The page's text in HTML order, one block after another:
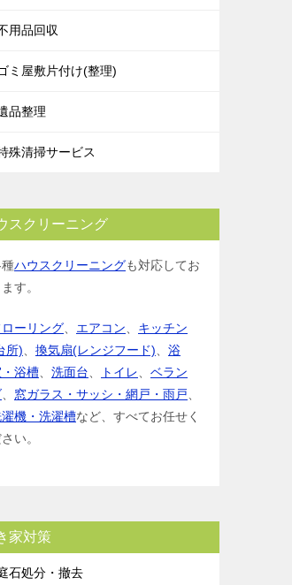
用品回収
ミ屋敷片付け(整理)
品整理
殊清掃サービス
スクリーニング
ハウスクリーニングも対応してお
す。
ローリング エアコン
キッチン
所)
換気扇(レンジフード)
浴
浴槽
洗面台 トイレ
ベラン
窓ガラス・サッシ・網戸・雨戸
機・洗濯槽など、すべてお任せく
い。
家対策
石処分・撤去